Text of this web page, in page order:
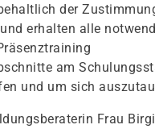
der
erhalten alle
am
und um sich
Frau